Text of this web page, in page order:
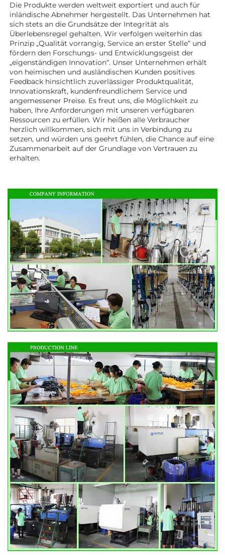
Die Produkte werden weltweit exportiert und auch für
inländische Abnehmer hergestellt. Das Unternehmen hat
sich stets an die Grundsätze der Integrität als
Überlebensregel gehalten. Wir verfolgen weiterhin das
Prinzip „Qualität vorrangig, Service an erster Stelle“ und
fördern den Forschungs- und Entwicklungsgeist der
„eigenständigen Innovation“. Unser Unternehmen erhält
von heimischen und ausländischen Kunden positives
Feedback hinsichtlich zuverlässiger Produktqualität,
Innovationskraft, kundenfreundlichem Service und
angemessener Preise. Es freut uns, die Möglichkeit zu
haben, Ihre Anforderungen mit unseren verfügbaren
Ressourcen zu erfüllen. Wir heißen alle Verbraucher
herzlich willkommen, sich mit uns in Verbindung zu
setzen, und würden uns geehrt fühlen, die Chance auf eine
Zusammenarbeit auf der Grundlage von Vertrauen zu
erhalten.